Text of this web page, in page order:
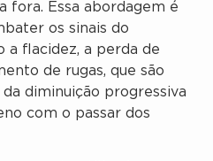
fora. Essa abordagem é
os sinais do
a flacidez, a perda de
de rugas, que são
diminuição progressiva
com o passar dos